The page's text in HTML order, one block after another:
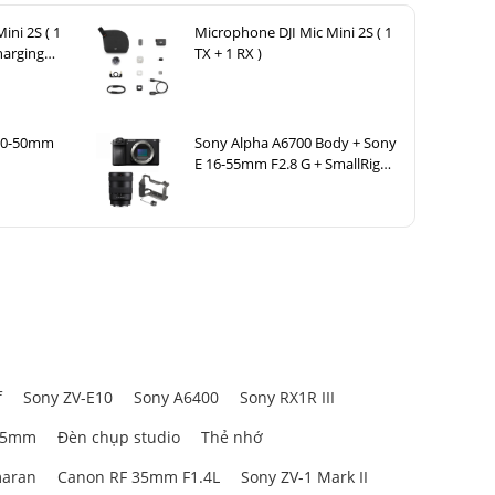
nét và
xúc say
2S ( 1
Microphone DJI Mic Mini 2S ( 1
TX + 1 RX )
50mm
Sony Alpha A6700 Body + Sony
E 16-55mm F2.8 G + SmallRig
Sony ZV-E10 Sony A6400
Sony RX1R III
Đèn chụp studio
Thẻ nhớ
Canon RF 35mm F1.4L Sony ZV-1 Mark II